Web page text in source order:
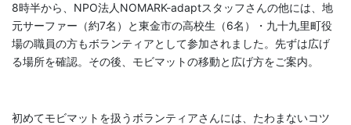
8時半から、NPO法人NOMARK-adaptスタッフさんの他には、地
元サーファー（約7名）と東金市の高校生（6名）・九十九里町役
場の職員の方もボランティアとして参加されました。先ずは広げ
る場所を確認。その後、モビマットの移動と広げ方をご案内。
初めてモビマットを扱うボランティアさんには、たわまないコツ